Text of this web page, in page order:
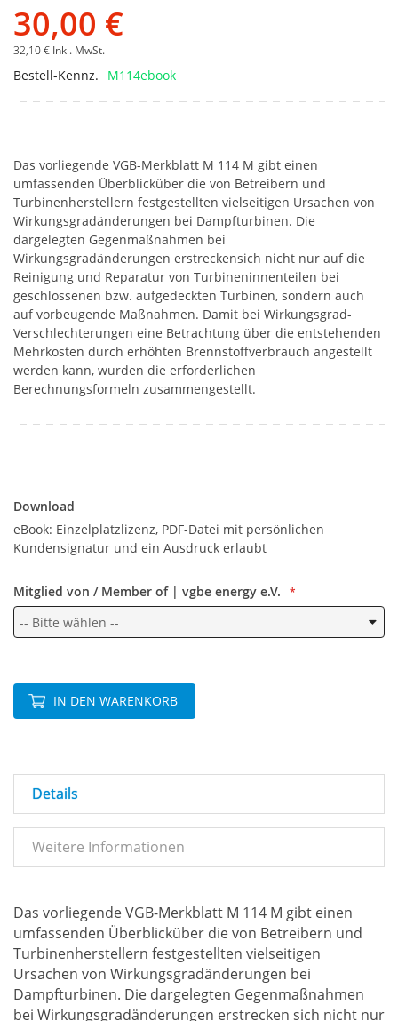
30,00 €
32,10 € Inkl. MwSt.
Bestell-Kennz. M114ebook
Das vorliegende VGB-Merkblatt M 114 M gibt einen
umfassenden Überblicküber die von Betreibern und
Turbinenherstellern festgestellten vielseitigen Ursachen von
Wirkungsgradänderungen bei Dampfturbinen. Die
dargelegten Gegenmaßnahmen bei
Wirkungsgradänderungen erstreckensich nicht nur auf die
Reinigung und Reparatur von Turbineninnenteilen bei
geschlossenen bzw. aufgedeckten Turbinen, sondern auch
auf vorbeugende Maßnahmen. Damit bei Wirkungsgrad-
Verschlechterungen eine Betrachtung über die entstehenden
Mehrkosten durch erhöhten Brennstoffverbrauch angestellt
werden kann, wurden die erforderlichen
Berechnungsformeln zusammengestellt.
Download
eBook: Einzelplatzlizenz, PDF-Datei mit persönlichen
Kundensignatur und ein Ausdruck erlaubt
Mitglied von / Member of | vgbe energy e.V.
IN DEN WARENKORB
Details
Weitere Informationen
Das vorliegende VGB-Merkblatt M 114 M gibt einen
umfassenden Überblicküber die von Betreibern und
Turbinenherstellern festgestellten vielseitigen
Ursachen von Wirkungsgradänderungen bei
Dampfturbinen. Die dargelegten Gegenmaßnahmen
bei Wirkungsgradänderungen erstrecken sich nicht nur